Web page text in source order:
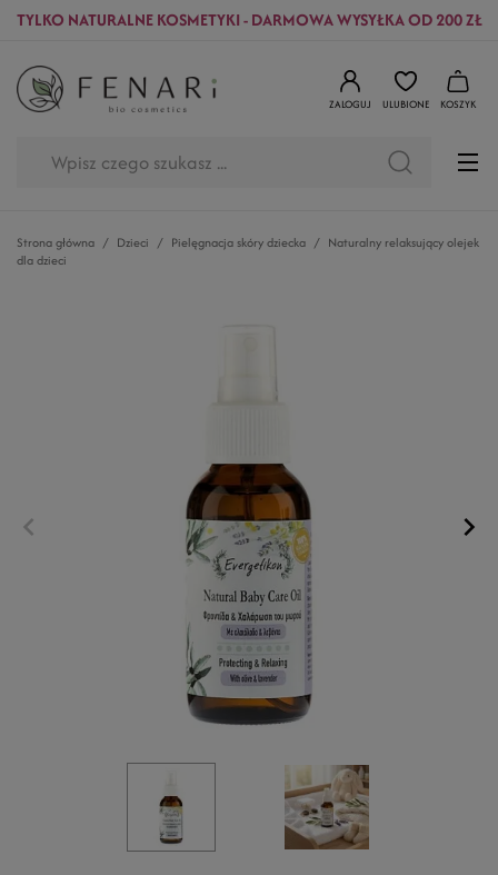
TYLKO NATURALNE KOSMETYKI - DARMOWA WYSYŁKA OD 200 ZŁ
ZALOGUJ ULUBIONE KOSZYK
Strona główna Dzieci Pielęgnacja skóry dziecka
Naturalny relaksujący olejek
dla dzieci